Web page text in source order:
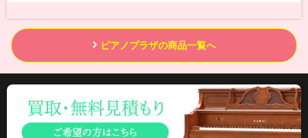
ピアノプラザの商品一覧へ